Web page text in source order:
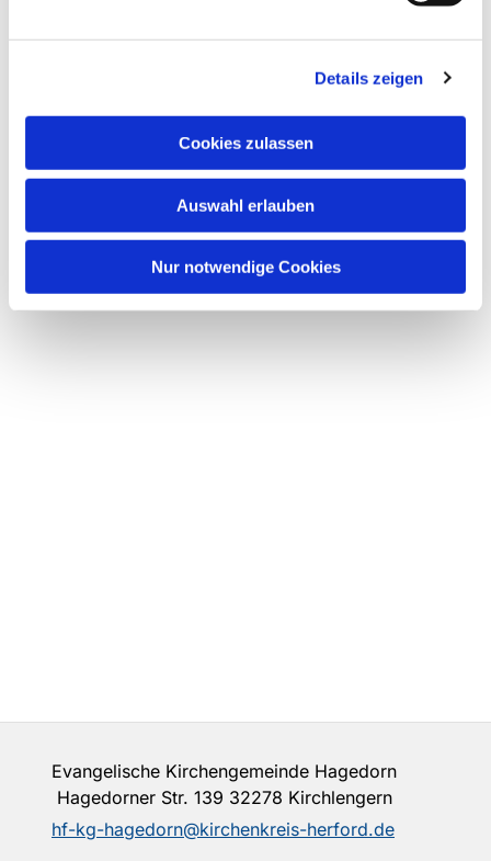
Details zeigen
Cookies zulassen
Auswahl erlauben
Nur notwendige Cookies
Dies könnte Sie auch
Evangelische Kirchengemeinde Hagedorn
Hagedorner Str. 139 32278 Kirchlengern
hf-kg-hagedorn@kirchenkreis-herford.de